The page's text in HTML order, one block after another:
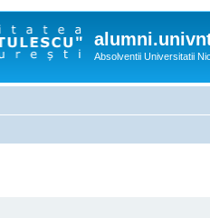
Absolventii Universitatii